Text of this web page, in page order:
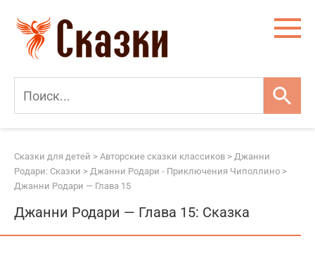
контенту
Сказки для детей > Авторские сказки классиков > Джанни
Родари: Сказки > Джанни Родари - Приключения Чиполлино >
Джанни Родари — Глава 15
Джанни Родари — Глава 15: Сказка